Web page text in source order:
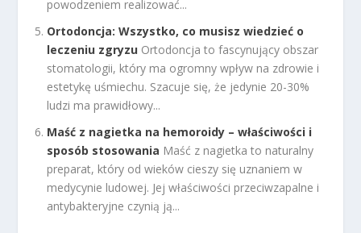
powodzeniem realizować...
Ortodoncja: Wszystko, co musisz wiedzieć o
leczeniu zgryzu Ortodoncja to fascynujący obszar
stomatologii, który ma ogromny wpływ na zdrowie i
estetykę uśmiechu. Szacuje się, że jedynie 20-30%
ludzi ma prawidłowy...
Maść z nagietka na hemoroidy – właściwości i
sposób stosowania Maść z nagietka to naturalny
preparat, który od wieków cieszy się uznaniem w
medycynie ludowej. Jej właściwości przeciwzapalne i
antybakteryjne czynią ją...